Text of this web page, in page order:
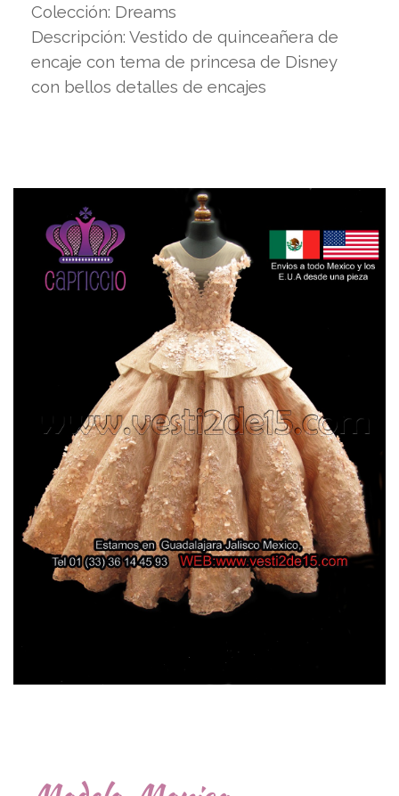
Colección: Dreams
Descripción: Vestido de quinceañera de
encaje con tema de princesa de Disney
con bellos detalles de encajes